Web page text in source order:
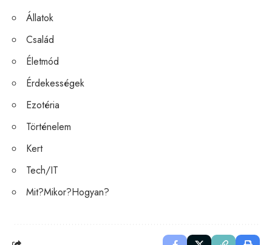
Állatok
Család
Életmód
Érdekességek
Ezotéria
Történelem
Kert
Tech/IT
Mit?Mikor?Hogyan?